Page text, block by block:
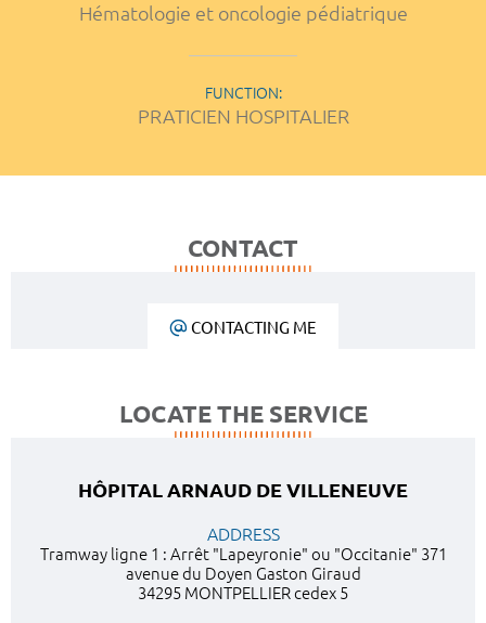
Hématologie et oncologie pédiatrique
FUNCTION:
PRATICIEN HOSPITALIER
CONTACT
CONTACTING ME
LOCATE THE SERVICE
HÔPITAL ARNAUD DE VILLENEUVE
ADDRESS
Tramway ligne 1 : Arrêt "Lapeyronie" ou "Occitanie" 371
avenue du Doyen Gaston Giraud
34295 MONTPELLIER cedex 5